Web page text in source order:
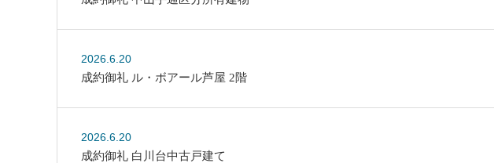
2026.6.20
成約御礼 ル・ボアール芦屋 2階
2026.6.20
成約御礼 白川台中古戸建て